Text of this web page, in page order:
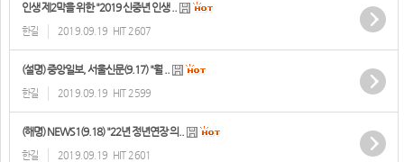
인생 제2막을 위한 "2019 신중년 인생 ..
한길 2019.09.19 HIT 2607
(설명) 중앙일보, 서울신문(9.17) "월 ..
한길 2019.09.19 HIT 2599
(해명) NEWS1(9.18) "22년 정년연장 의..
한길 2019.09.19 HIT 2601